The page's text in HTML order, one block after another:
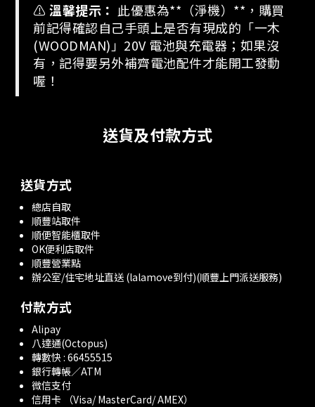
⚠️ 溫馨提示： 此優惠為**（淨機）**，購買
前記得確認自己手頭上是否有現成的「一木
(WOODMAN)」20V 電池與充電器；如果沒
有，記得要另外補齊電池配件才能開工發動
喔！
送貨及付款方式
送貨方式
總店自取
順豐站取件
順便智能櫃取件
OK便利店取件
順豐營業點
辦公室/住宅地址直送 (lalamove到付)(順豐上門派送服務)
付款方式
Alipay
八達通(Octopus)
轉數快 : 66455515
銀行轉帳／ATM
微信支付
信用卡 （Visa/ MasterCard/ AMEX）